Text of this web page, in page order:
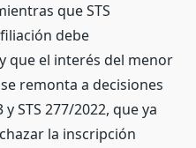
que STS
debe
que el interés del menor
remonta a decisiones
STS 277/2022, que ya
la inscripción